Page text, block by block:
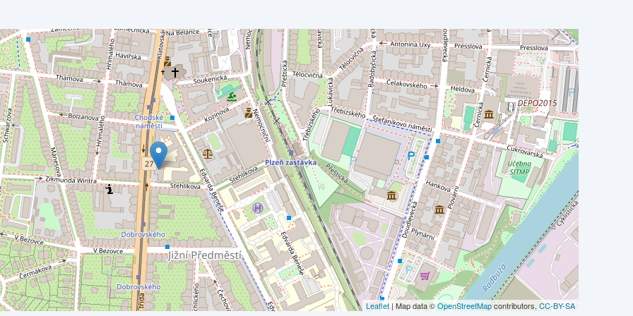
Leaflet | Map data ©OpenStreetMapcontributors, CC-BY-SA